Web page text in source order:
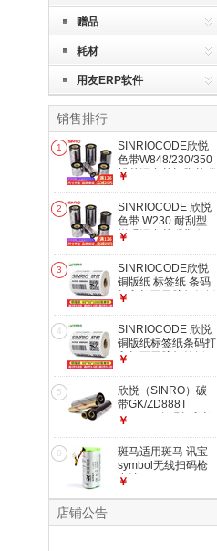
赠品
耗材
用友ERP软件
销售排行
1
SINRIOCODE欣悦
色带W848/230/350
蜡基混合基树脂基碳
印机 色带热转印 适
配TSC/斑马打印机
W350树脂基碳带
（配套哑银亮白pet
纸） 110mm*300m
￥
2
SINRIOCODE 欣悦
色带 W230 耐刮型
增强混合基碳带 铜
印机热转印色带 适
配TSC/斑马打印机
110毫米*300米
￥
3
SINRIOCODE欣悦
铜版纸 标签纸 条码
打印机不干胶标签纸
打印纸7~10毫米
80mm*60mm*1000
张单排
￥
4
SINRIOCODE 欣悦
铜版纸标签纸条码打
印机不干胶标签纸
打印纸
60mm*40mm*1000
张单排
￥
5
欣悦（SINRO）碳
带GK/ZD888T
GX430T条码打印机
110*70(小管芯)色带
(W848)蜡基110*70
米
￥
6
斑马适用斑马 讯宝
symbol无线扫码枪
电池
￥
店铺公告